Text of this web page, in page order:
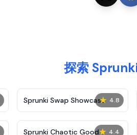
探索
★ 4.8
Sprunki Swap Showcase
★ 4.4
Sprunki Chaotic Good